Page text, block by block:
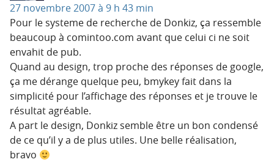
27 novembre 2007 à 9 h 43 min
Pour le systeme de recherche de Donkiz, ça ressemble
beaucoup à comintoo.com avant que celui ci ne soit
envahit de pub.
Quand au design, trop proche des réponses de google,
ça me dérange quelque peu, bmykey fait dans la
simplicité pour l’affichage des réponses et je trouve le
résultat agréable.
A part le design, Donkiz semble être un bon condensé
de ce qu’il y a de plus utiles. Une belle réalisation,
bravo